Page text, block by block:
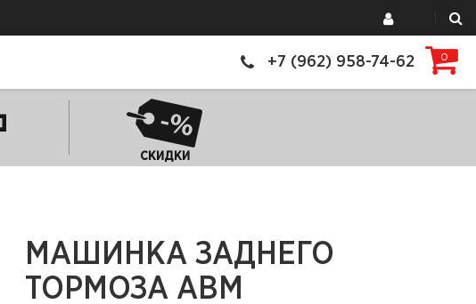
+7 (962) 958-74-62 0
СКИДКИ
МАШИНКА ЗАДНЕГО
ТОРМОЗА ABM